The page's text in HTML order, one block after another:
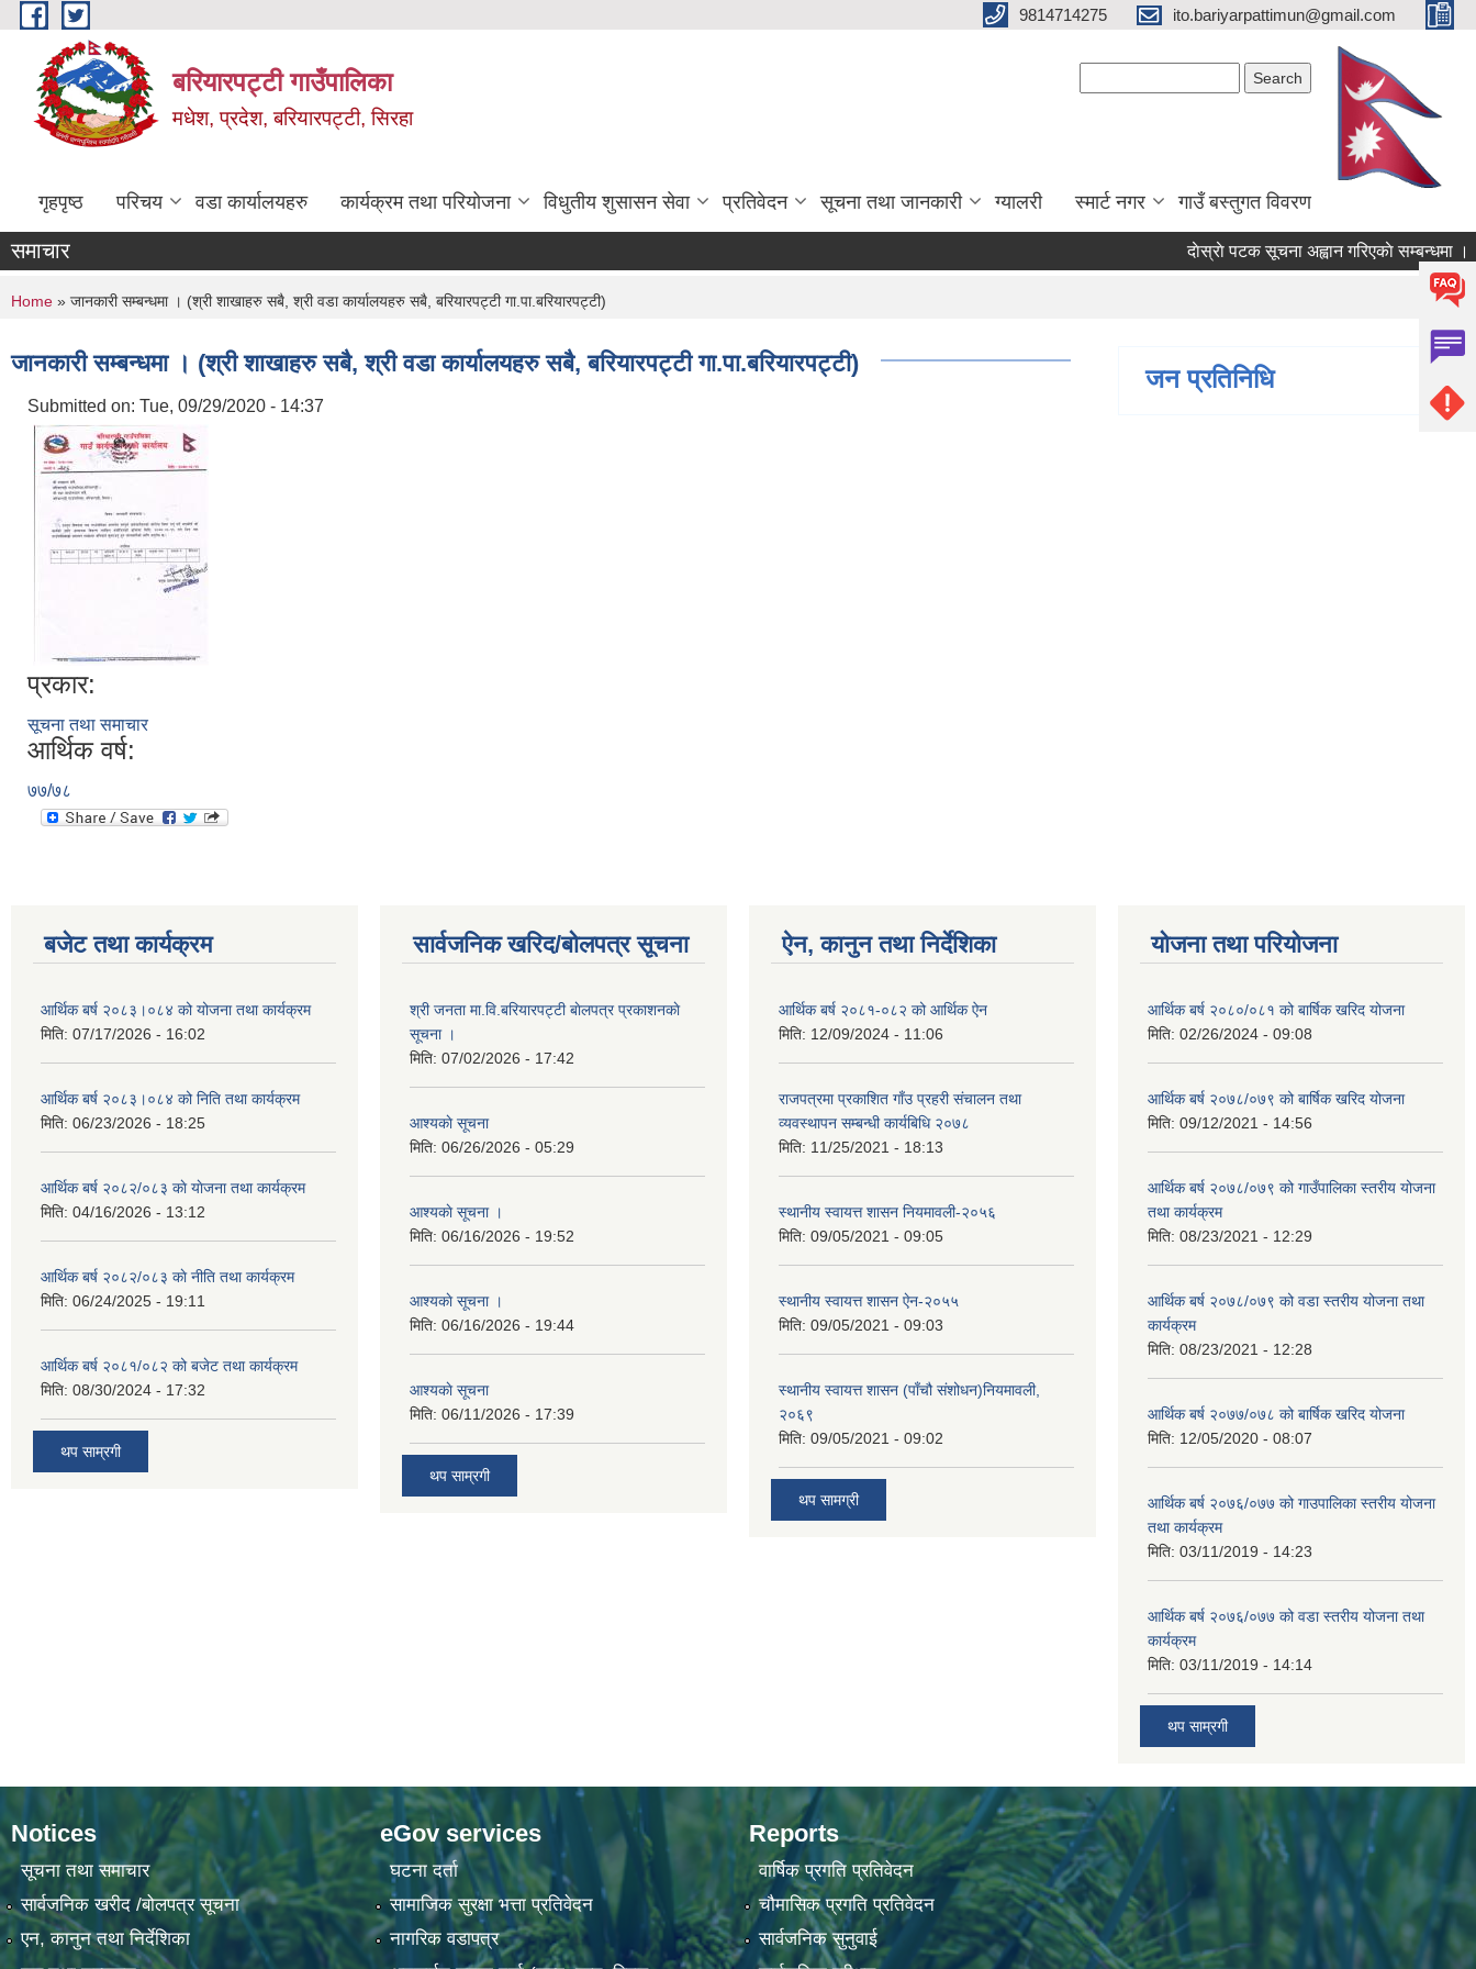
Skip to main content 9814714275 ito.bariyarpattimun@gmail.com
बरियारपट्टी गाउँपालिका
मधेश, प्रदेश, बरियारपट्टी, सिरहा
गृहपृष्ठ परिचय वडा कार्यालयहरु कार्यक्रम तथा परियोजना विधुतीय शुसासन सेवा प्रतिवेदन सूचना तथा जानकारी ग्यालरी स्मार्ट नगर गाउँ बस्तुगत विवरण
समाचार दाेस्राे पटक सूचना अह्वान गरिएकाे सम्बन्धमा ।
You are here
Home » जानकारी सम्बन्धमा । (श्री शाखाहरु सबै, श्री वडा कार्यालयहरु सबै, बरियारपट्टी गा.पा.बरियारपट्टी)
जानकारी सम्बन्धमा । (श्री शाखाहरु सबै, श्री वडा कार्यालयहरु सबै, बरियारपट्टी गा.पा.बरियारपट्टी)
Submitted on: Tue, 09/29/2020 - 14:37
प्रकार:
सूचना तथा समाचार
आर्थिक वर्ष:
७७/७८
जन प्रतिनिधि
बजेट तथा कार्यक्रम
आर्थिक बर्ष २०८३।०८४ को योजना तथा कार्यक्रम
मिति: 07/17/2026 - 16:02
आर्थिक बर्ष २०८३।०८४ को निति तथा कार्यक्रम
मिति: 06/23/2026 - 18:25
आर्थिक बर्ष २०८२/०८३ काे याेजना तथा कार्यक्रम
मिति: 04/16/2026 - 13:12
आर्थिक बर्ष २०८२/०८३ काे नीति तथा कार्यक्रम
मिति: 06/24/2025 - 19:11
आर्थिक बर्ष २०८१/०८२ को बजेट तथा कार्यक्रम
मिति: 08/30/2024 - 17:32
थप साम्रगी
सार्वजनिक खरिद/बोलपत्र सूचना
श्री जनता मा.वि.बरियारपट्टी बाेलपत्र प्रकाशनकाे
सूचना ।
मिति: 07/02/2026 - 17:42
आश्यकाे सूचना
मिति: 06/26/2026 - 05:29
आश्यकाे सूचना ।
मिति: 06/16/2026 - 19:52
आश्यकाे सूचना ।
मिति: 06/16/2026 - 19:44
आश्यकाे सूचना
मिति: 06/11/2026 - 17:39
थप साम्रगी
ऐन, कानुन तथा निर्देशिका
आर्थिक बर्ष २०८१-०८२ को आर्थिक ऐन
मिति: 12/09/2024 - 11:06
राजपत्रमा प्रकाशित गाँउ प्रहरी संचालन तथा
व्यवस्थापन सम्बन्धी कार्यबिधि २०७८
मिति: 11/25/2021 - 18:13
स्थानीय स्वायत्त शासन नियमावली-२०५६
मिति: 09/05/2021 - 09:05
स्थानीय स्वायत्त शासन ए‍ेन-२०५५
मिति: 09/05/2021 - 09:03
स्थानीय स्वायत्त शासन (पाँचौ संशोधन)नियमावली,
२०६९
मिति: 09/05/2021 - 09:02
थप सामग्री
योजना तथा परियोजना
आर्थिक बर्ष २०८०/०८१ को बार्षिक खरिद योजना
मिति: 02/26/2024 - 09:08
आर्थिक बर्ष २०७८/०७९ को बार्षिक खरिद योजना
मिति: 09/12/2021 - 14:56
आर्थिक बर्ष २०७८/०७९ को गाउँपालिका स्तरीय योजना
तथा कार्यक्रम
मिति: 08/23/2021 - 12:29
आर्थिक बर्ष २०७८/०७९ को वडा स्तरीय योजना तथा
कार्यक्रम
मिति: 08/23/2021 - 12:28
आर्थिक बर्ष २०७७/०७८ को बार्षिक खरिद योजना
मिति: 12/05/2020 - 08:07
आर्थिक बर्ष २०७६/०७७ को गाउपालिका स्तरीय योजना
तथा कार्यक्रम
मिति: 03/11/2019 - 14:23
आर्थिक बर्ष २०७६/०७७ को वडा स्तरीय योजना तथा
कार्यक्रम
मिति: 03/11/2019 - 14:14
थप साम्रगी
Notices
सूचना तथा समाचार
सार्वजनिक खरीद /बोलपत्र सूचना
एन, कानुन तथा निर्देशिका
eGov services
घटना दर्ता
सामाजिक सुरक्षा भत्ता प्रतिवेदन
नागरिक वडापत्र
Reports
वार्षिक प्रगति प्रतिवेदन
चौमासिक प्रगति प्रतिवेदन
सार्वजनिक सुनुवाई